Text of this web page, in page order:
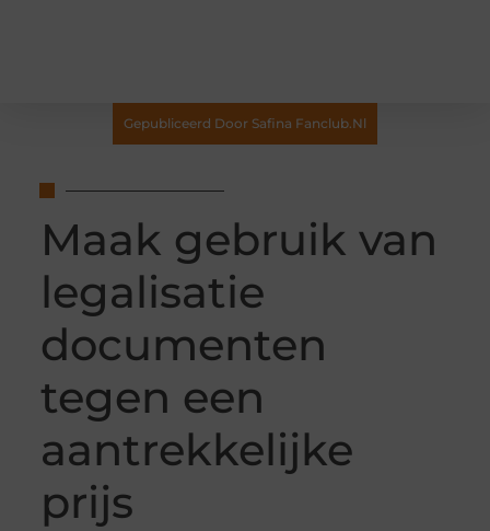
Gepubliceerd Door Safina Fanclub.nl
Maak gebruik van
legalisatie
documenten
tegen een
aantrekkelijke
prijs